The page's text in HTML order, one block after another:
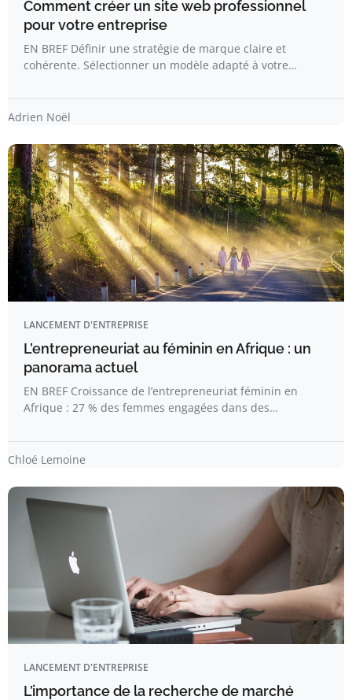
Comment créer un site web professionnel
pour votre entreprise
EN BREF Définir une stratégie de marque claire et
cohérente. Sélectionner un modèle adapté à votre…
Adrien Noël
LANCEMENT D'ENTREPRISE
L’entrepreneuriat au féminin en Afrique : un
panorama actuel
EN BREF Croissance de l’entrepreneuriat féminin en
Afrique : 27 % des femmes engagées dans des…
Chloé Lemoine
LANCEMENT D'ENTREPRISE
L’importance de la recherche de marché